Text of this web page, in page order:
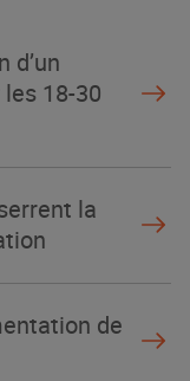
d’un
18-30
la
de